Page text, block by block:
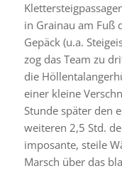
in Grainau am Fuß
Gepäck (u.a.
zog das Team zu
die
einer kleine
Stunde später den
weiteren 2,5 Std.
imposante, steile
Marsch über das